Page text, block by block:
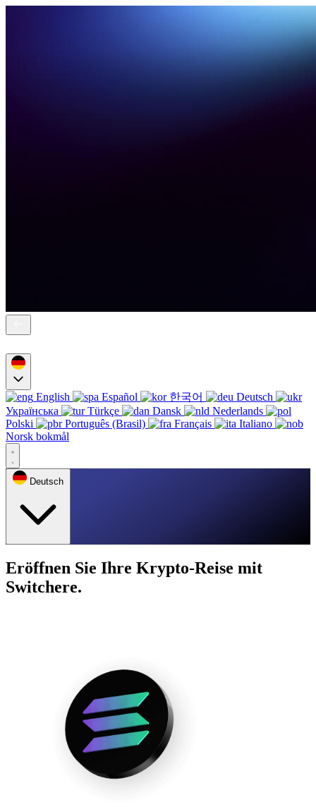
English Español 한국어
Deutsch
Українська
Türkçe Dansk
Nederlands
Polski
Português (Brasil) Français
Italiano
Norsk bokmål
Deutsch
Eröffnen Sie Ihre Krypto-Reise mit
Switchere.